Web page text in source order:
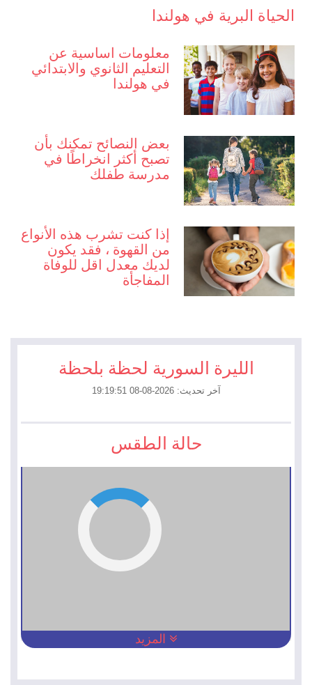
الحياة البرية في هولندا
معلومات اساسية عن
التعليم الثانوي والابتدائي
في هولندا
بعض النصائح تمكنك بأن
تصبح أكثر انخراطًا في
مدرسة طفلك
إذا كنت تشرب هذه الأنواع
من القهوة ، فقد يكون
لديك معدل اقل للوفاة
المفاجأة
الليرة السورية لحظة بلحظة
آخر تحديث: 2026-08-08 19:19:51
حالة الطقس
المزيد